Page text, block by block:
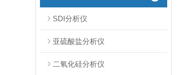
SDI分析仪
亚硫酸盐分析仪
二氧化硅分析仪